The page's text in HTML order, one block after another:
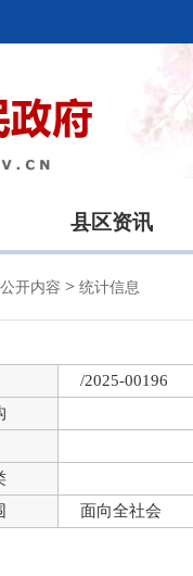
县区资讯
开内容 > 统计信息
/2025-00196
面向全社会